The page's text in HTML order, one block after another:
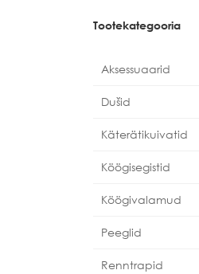
Tootekategooria
Aksessuaarid
Dušid
Käterätikuivatid
Köögisegistid
Köögivalamud
Peeglid
Renntrapid